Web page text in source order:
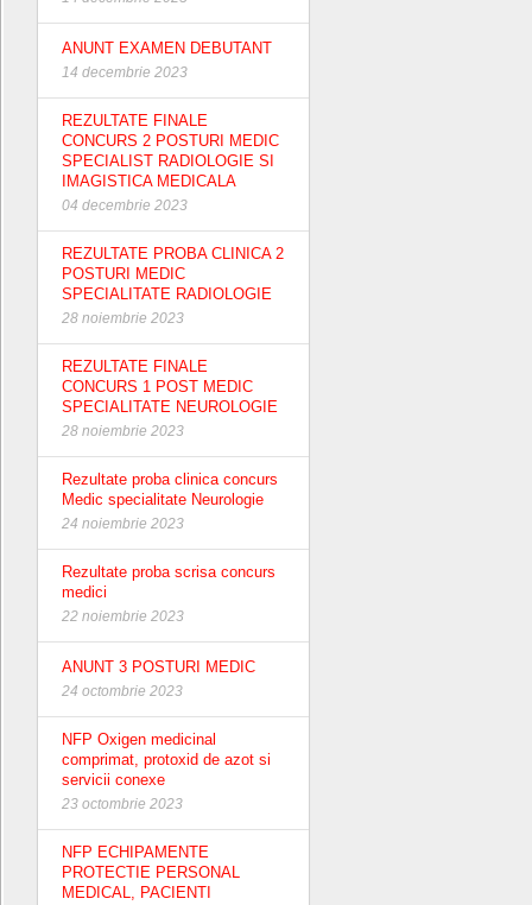
ANUNT EXAMEN DEBUTANT
14 decembrie 2023
REZULTATE FINALE
CONCURS 2 POSTURI MEDIC
SPECIALIST RADIOLOGIE SI
IMAGISTICA MEDICALA
04 decembrie 2023
REZULTATE PROBA CLINICA 2
POSTURI MEDIC
SPECIALITATE RADIOLOGIE
28 noiembrie 2023
REZULTATE FINALE
CONCURS 1 POST MEDIC
SPECIALITATE NEUROLOGIE
28 noiembrie 2023
Rezultate proba clinica concurs
Medic specialitate Neurologie
24 noiembrie 2023
Rezultate proba scrisa concurs
medici
22 noiembrie 2023
ANUNT 3 POSTURI MEDIC
24 octombrie 2023
NFP Oxigen medicinal
comprimat, protoxid de azot si
servicii conexe
23 octombrie 2023
NFP ECHIPAMENTE
PROTECTIE PERSONAL
MEDICAL, PACIENTI